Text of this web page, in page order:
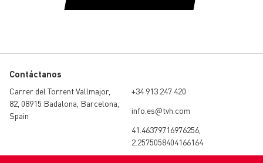
Contáctanos
Carrer del Torrent Vallmajor,
82, 08915 Badalona, Barcelona,
Spain
+34 913 247 420
info.es@tvh.com
41.46379716976256,
2.2575058404166164